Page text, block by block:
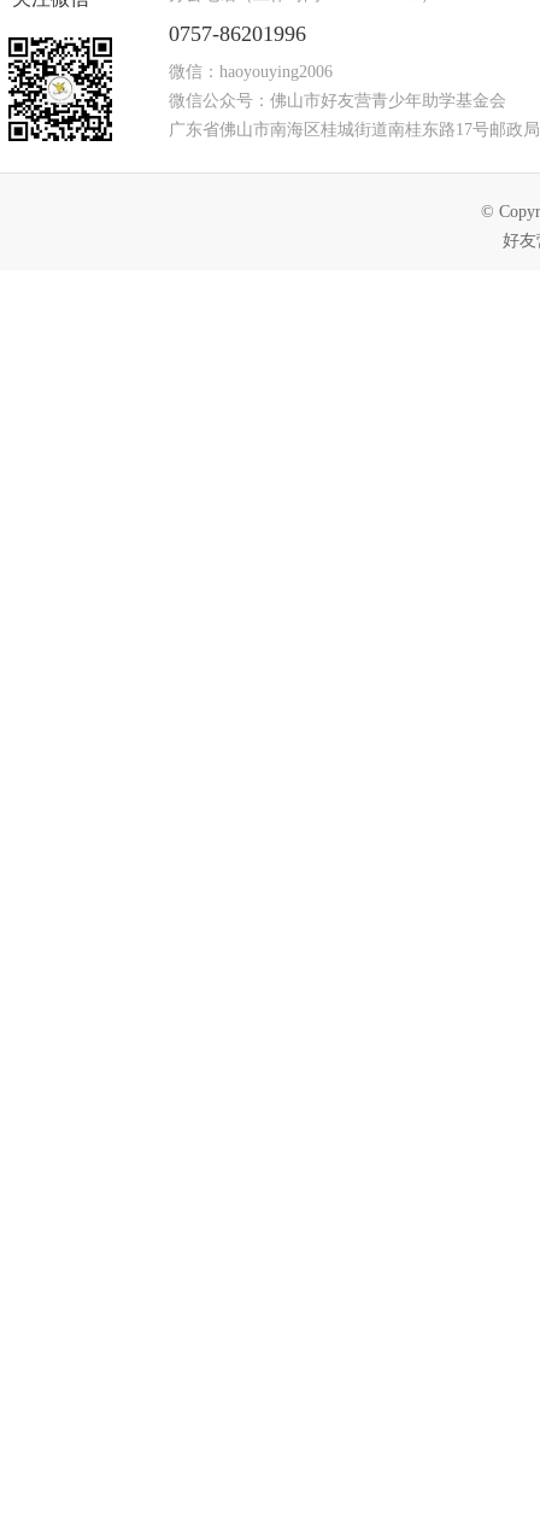
0757-86201996
微信：haoyouying2006
微信公众号：佛山市好友营青少年助学基金会
广东省佛山市南海区桂城街道南桂东路17号邮政
©
好